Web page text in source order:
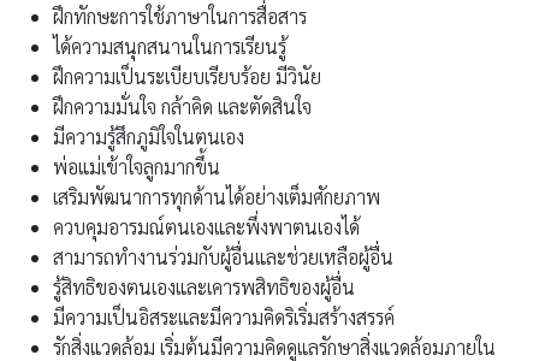
ฝึกทักษะการใช้ภาษาในการสื่อสาร
ได้ความสนุกสนานในการเรียนรู้
ฝึกความเป็นระเบียบเรียบร้อย มีวินัย
ฝึกความมั่นใจ กล้าคิด และตัดสินใจ
มีความรู้สึกภูมิใจในตนเอง
พ่อแม่เข้าใจลูกมากขึ้น
เสริมพัฒนาการทุกด้านได้อย่างเต็มศักยภาพ
ควบคุมอารมณ์ตนเองและพึ่งพาตนเองได้
สามารถทำงานร่วมกับผู้อื่นและช่วยเหลือผู้อื่น
รู้สิทธิของตนเองและเคารพสิทธิของผู้อื่น
มีความเป็นอิสระและมีความคิดริเริ่มสร้างสรรค์
รักสิ่งแวดล้อม เริ่มต้นมีความคิดดูแลรักษาสิ่งแวดล้อมภายใน